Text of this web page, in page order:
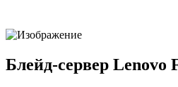
Блейд-сервер Lenovo